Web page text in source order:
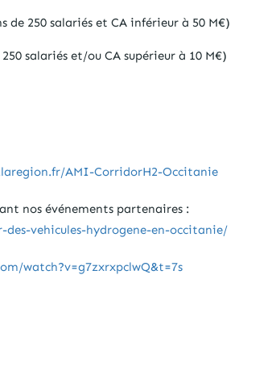
de 250 salariés et CA inférieur à 50 M€)
salariés et/ou CA supérieur à 10 M€)
AMI-CorridorH2-Occitanie
nos événements partenaires :
vehicules-hydrogene-en-occitanie/
watch?v=g7zxrxpclwQ&t=7s